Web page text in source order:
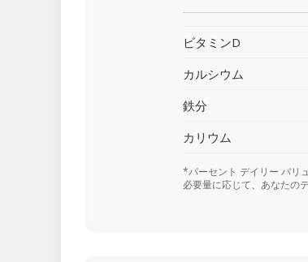
ビタミンD
カルシウム
鉄分
カリウム
*パーセント デイリー バリ
必要量に応じて、あなたの